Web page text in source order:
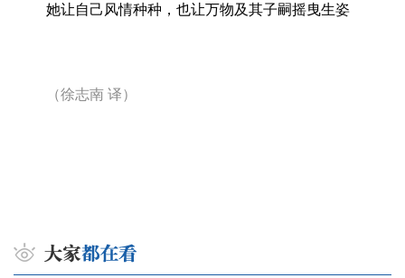
她让自己风情种种，也让万物及其子嗣摇曳生姿
（徐志南 译）